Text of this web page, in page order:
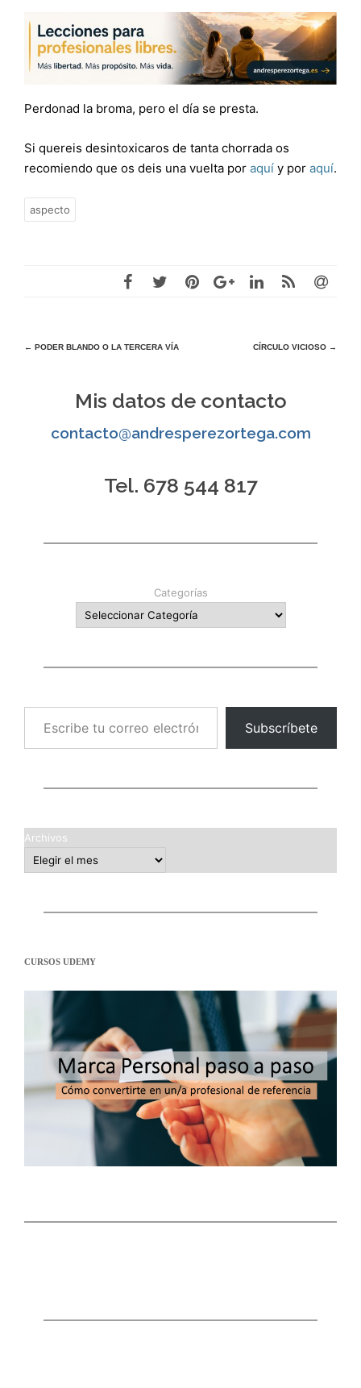
Perdonad la broma, pero el día se presta.
Si quereis desintoxicaros de tanta chorrada os
recomiendo que os deis una vuelta por aquí y por aquí.
aspecto
Navegación
entradas
← PODER BLANDO O LA TERCERA VÍA CÍRCULO VICIOSO →
Mis datos de contacto
contacto@andresperezortega.com
Tel. 678 544 817
Categorías
Escribe tu correo electrónico…
Subscríbete
Archivos
CURSOS UDEMY